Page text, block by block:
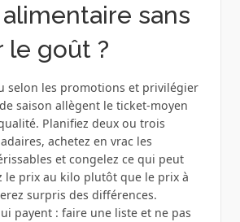
sans
le goût ?
selon les promotions et privilégier
saison allègent le ticket‑moyen
Planifiez deux ou trois
achetez en vrac les
et congelez ce qui peut
le prix au kilo plutôt que le prix à
surpris des différences.
payent : faire une liste et ne pas